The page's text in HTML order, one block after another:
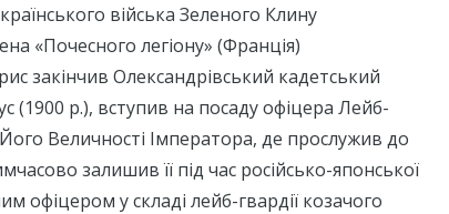
війська Зеленого Клину
«Почесного легіону» (Франція)
закінчив Олександрівський кадетський
(1900 р.), вступив на посаду офіцера Лейб-
Величності Імператора, де прослужив до
залишив її під час російсько-японської
офіцером у складі лейб-гвардії козачого